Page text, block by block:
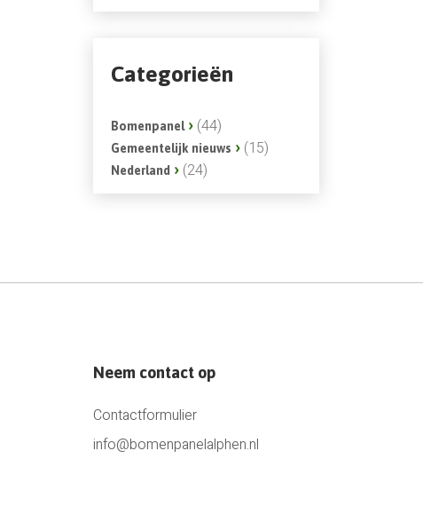
Categorieën
Bomenpanel (44)
Gemeentelijk nieuws (15)
Nederland (24)
Neem contact op
Contactformulier
info@bomenpanelalphen.nl